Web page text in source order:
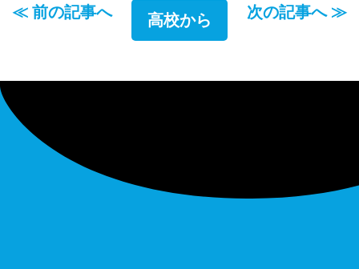
≪ 前の記事へ 高校から 次の記事へ ≫